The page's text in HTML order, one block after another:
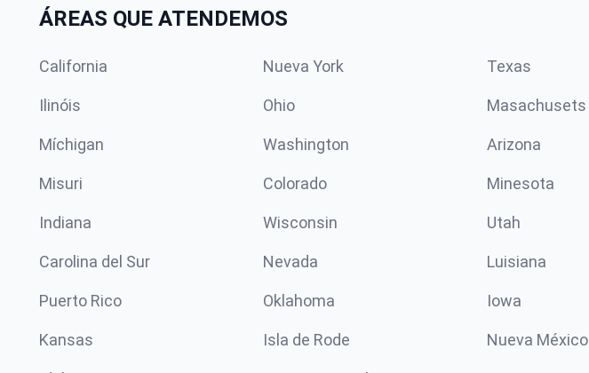
ÁREAS QUE ATENDEMOS
California Nueva York Texas
Ilinóis Ohio Masachusets
Míchigan Washington Arizona
Misuri Colorado Minesota
Indiana Wisconsin Utah
Carolina del Sur Nevada Luisiana
Puerto Rico Oklahoma Iowa
Kansas Isla de Rode Nueva México